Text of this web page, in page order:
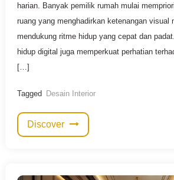
harian. Banyak pemilik rumah mulai
ruang yang menghadirkan ketenangan visual
mendukung ritme hidup yang cepat dan
hidup digital juga memperkuat perhatian
[…]
Tagged Desain Interior
Discover